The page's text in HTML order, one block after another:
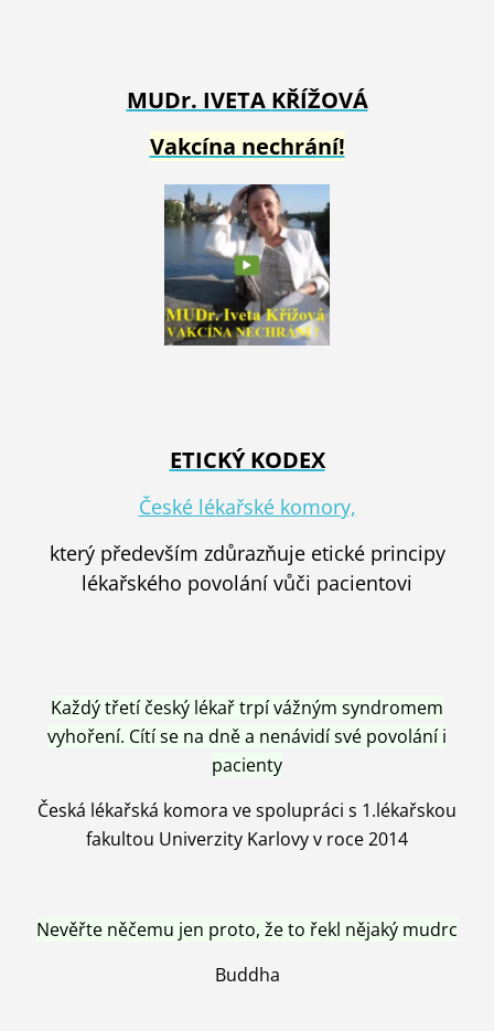
MUDr. IVETA KŘÍŽOVÁ
Vakcína nechrání!
ETICKÝ KODEX
České lékařské komory,
který především zdůrazňuje etické principy
lékařského povolání vůči pacientovi
Každý třetí český lékař trpí vážným syndromem
vyhoření. Cítí se na dně a nenávidí své povolání i
pacienty
Česká lékařská komora ve spolupráci s 1.lékařskou
fakultou Univerzity Karlovy v roce 2014
Nevěřte něčemu jen proto, že to řekl nějaký mudrc
Buddha